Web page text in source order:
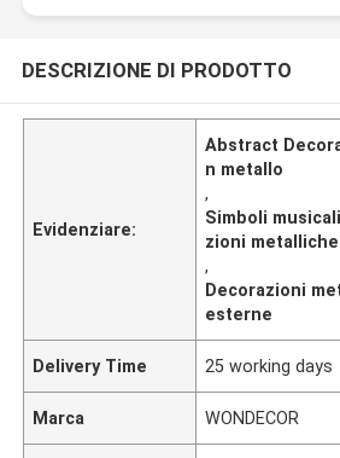
DESCRIZIONE DI PRODOTTO
Evidenziare:
Abstract
n metallo
,
Simboli
zioni metalliche
,
Decorazioni
esterne
Delivery Time 25 working days
Marca WONDECOR